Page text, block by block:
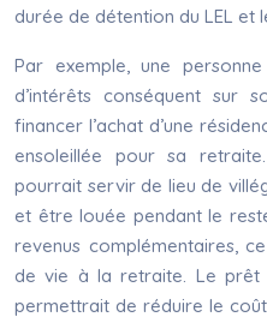
durée de détention du LEL et
Par exemple, une
d’intérêts conséquent sur
financer l’achat d’une
ensoleillée pour sa
pourrait servir de lieu de
et être louée pendant le
revenus complémentaires,
de vie à la retraite. Le prêt
permettrait de réduire le